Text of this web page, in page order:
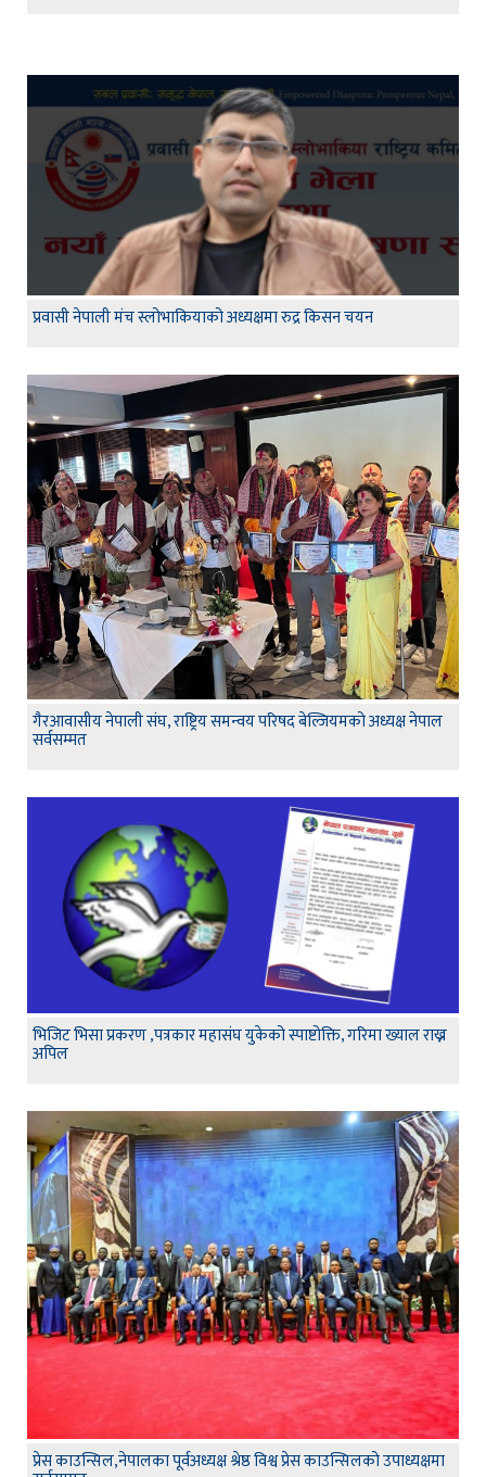
प्रवासी नेपाली मंच स्लोभाकियाको अध्यक्षमा रुद्र किसन चयन
गैरआवासीय नेपाली संघ, राष्ट्रिय समन्वय परिषद बेल्जियमको अध्यक्ष नेपाल
सर्वसम्मत
भिजिट भिसा प्रकरण ,पत्रकार महासंघ युकेको स्पाष्टोक्ति, गरिमा ख्याल राख्न
अपिल
प्रेस काउन्सिल,नेपालका पूर्वअध्यक्ष श्रेष्ठ विश्व प्रेस काउन्सिलको उपाध्यक्षमा